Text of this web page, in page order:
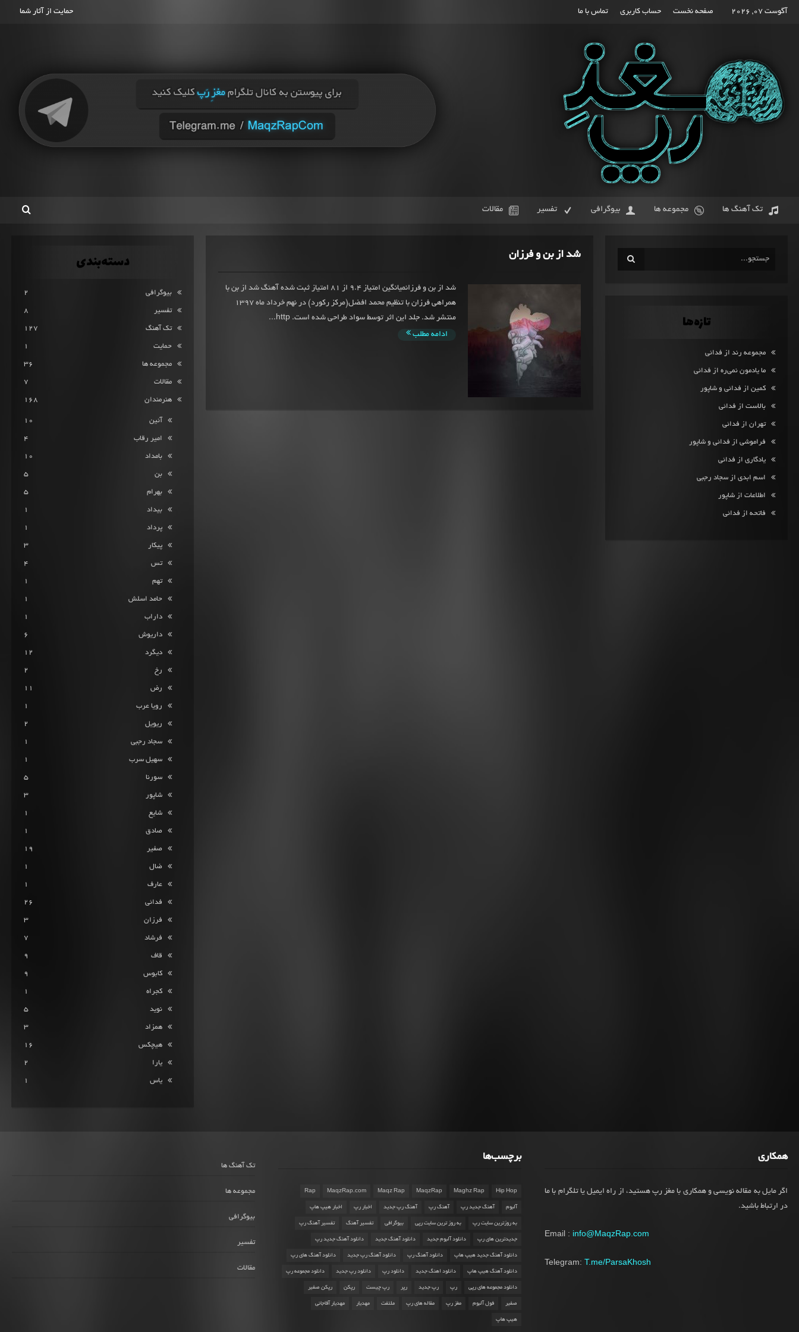
آگوست 07, 2026 حمایت از آثار شما صفحه نخست حساب کاربری تماس با ما
تک آهنگ ها مجموعه ها بیوگرافی تفسیر مقالات
شد از بن و فرزان
شد از بن و فرزانمیانگین امتیاز 9.4 از 81 امتیاز ثبت شده آهنگ شد از بن با
همراهی فرزان با تنظیم محمد افضل(مرکز رکورد) در نهم خرداد ماه 1397
منتشر شد. جلد این اثر توسط سواد طراحی شده است. http...
ادامه مطلب
دسته‌بندی
بیوگرافی 2
تفسیر 8
تک آهنگ 127
حمایت 1
مجموعه ها 36
مقالات 7
هنرمندان 168
آئین 10
امیر رقاب 4
بامداد 10
بن 5
بهرام 5
بیداد 1
پرداد 1
پیکار 3
تس 4
تهم 1
حامد اسلش 1
داراب 1
داریوش 6
دیگرد 12
رخ 2
رض 11
رویا عرب 1
ریویل 2
سجاد رجبی 1
سهیل سرب 1
سورنا 5
شاپور 3
شایع 1
صادق 1
صفیر 19
ضال 1
عارف 1
فدائی 26
فرزان 3
فرشاد 7
قاف 9
کابوس 9
کجراه 1
نوید 5
همزاد 3
هیچکس 16
یارا 2
یاس 1
تازه‌ها
مجموعه رند از فدائی
ما یادمون نمی‌ره از فدائی
کمین از فدائی و شاپور
بالاست از فدائی
تهران از فدائی
فراموشی از فدائی و شاپور
یادگاری از فدائی
اسم ابدی از سجاد رجبی
اطلاعات از شاپور
فاتحه از فدائی
همکاری
اگر مایل به مقاله نویسی و همکاری با مغز رپ هستید، از راه ایمیل یا تلگرام با ما
در ارتباط باشید.
Email : info@MaqzRap.com
Telegram:T.me/ParsaKhosh
برچسب‌ها
Hip Hop
Maghz Rap
MaqzRap
Maqz Rap
MaqzRap.com
Rap
آلبوم آهنگ جدید رپ آهنگ رپ آهنگ رپ جدید اخبار رپ اخبار هیپ هاپ
به روزترین سایت رپ به روز ترین سایت رپی بیوگرافی تفسیر آهنگ تفسیر آهنگ رپ
جدیدترین های رپ دانلود آلبوم جدید دانلود آهنگ جدید دانلود آهنگ جدید رپ
دانلود آهنگ جدید هیپ هاپ دانلود آهنگ رپ دانلود آهنگ رپ جدید دانلود آهنگ های رپ
دانلود آهنگ هیپ هاپ دانلود اهنگ جدید دانلود رپ دانلود رپ جدید دانلود مجموعه رپ
دانلود مجموعه های رپی رپ رپ جدید رپر رپ چیست رپکن رپکن صفیر
صفیر فول آلبوم مغز رپ مقاله های رپ ملتفت مهدیار مهدیار آقاجانی
هیپ هاپ
تک آهنگ ها
مجموعه ها
بیوگرافی
تفسیر
مقالات